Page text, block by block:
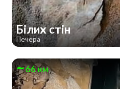
Білих стін
Печера
66 км